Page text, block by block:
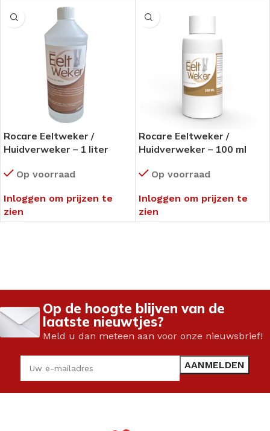
Rocare Eeltweker /
Huidverweker – 1 liter
Op voorraad
Inloggen om prijzen te
zien
Rocare Eeltweker /
Huidverweker – 100 ml
Op voorraad
Inloggen om prijzen te
zien
Op de hoogte blijven van de
laatste nieuwtjes?
Meld u dan meteen aan voor onze nieuwsbrief!